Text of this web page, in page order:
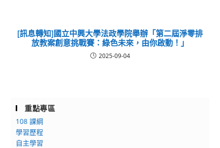
[訊息轉知]國立中興大學法政學院舉辦「第二屆淨零排
放教案創意挑戰賽：綠色未來，由你啟動！」
2025-09-04
重點專區
108 課綱
學習歷程
自主學習